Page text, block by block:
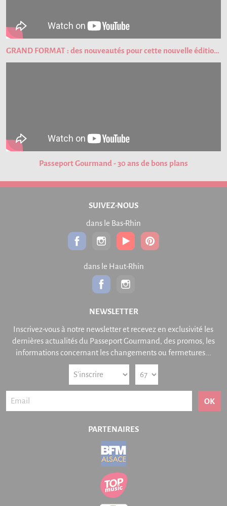
GRAND FORMAT : des nouveautés pour cette nouvelle édition du Passeport Gourmand !
Passeport Gourmand - 30 ans de bons plans
SUIVEZ-NOUS
dans le Bas-Rhin
dans le Haut-Rhin
NEWSLETTER
Inscrivez-vous à notre newsletter et recevez en exclusivité les
dernières actualités du Passeport Gourmand, des promos, les
informations concernant les changements ou fermetures...
OK
PARTENAIRES